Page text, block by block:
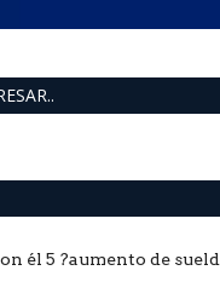
él 5 ?aumento de